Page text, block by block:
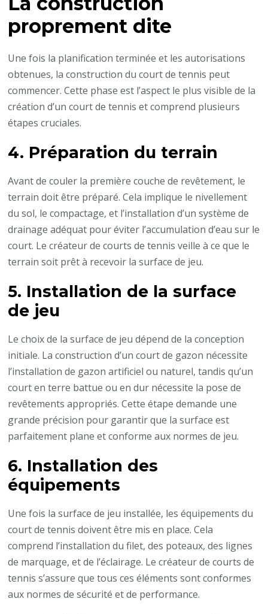
proprement dite
Une fois la planification terminée et les autorisations
obtenues, la construction du court de tennis peut
commencer. Cette phase est l’aspect le plus visible de la
création d’un court de tennis et comprend plusieurs
étapes cruciales.
4. Préparation du terrain
Avant de couler la première couche de revêtement, le
terrain doit être préparé. Cela implique le nivellement
du sol, le compactage, et l’installation d’un système de
drainage adéquat pour éviter l’accumulation d’eau sur le
court. Le créateur de courts de tennis veille à ce que le
terrain soit prêt à recevoir la surface de jeu.
5. Installation de la surface
de jeu
Le choix de la surface de jeu dépend de la conception
initiale. La construction d’un court de gazon nécessite
l’installation de gazon artificiel ou naturel, tandis qu’un
court en terre battue ou en dur nécessite la pose de
revêtements appropriés. Cette étape demande une
grande précision pour garantir que la surface est
parfaitement plane et conforme aux normes de jeu.
6. Installation des
équipements
Une fois la surface de jeu installée, les équipements du
court de tennis doivent être mis en place. Cela
comprend l’installation du filet, des poteaux, des lignes
de marquage, et de l’éclairage. Le créateur de courts de
tennis s’assure que tous ces éléments sont conformes
aux normes de sécurité et de performance.